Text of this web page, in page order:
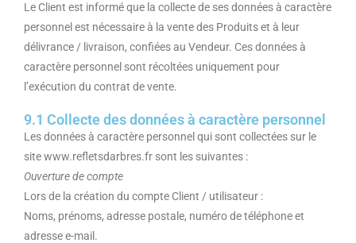
Le Client est informé que la collecte de ses données à caractère
personnel est nécessaire à la vente des Produits et à leur
délivrance / livraison, confiées au Vendeur. Ces données à
caractère personnel sont récoltées uniquement pour
l’exécution du contrat de vente.
9.1 Collecte des données à caractère personnel
Les données à caractère personnel qui sont collectées sur le
site www.refletsdarbres.fr sont les suivantes :
Ouverture de compte
Lors de la création du compte Client / utilisateur :
Noms, prénoms, adresse postale, numéro de téléphone et
adresse e-mail.